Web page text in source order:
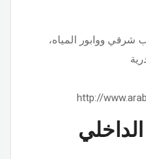
باب شرقي ووابور المياه،